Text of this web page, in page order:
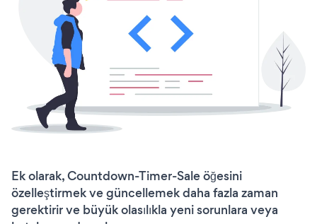
Ek olarak, Countdown-Timer-Sale öğesini
özelleştirmek ve güncellemek daha fazla zaman
gerektirir ve büyük olasılıkla yeni sorunlara veya